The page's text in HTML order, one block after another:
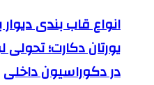
انواع قاب بندی
یورتان دکارت؛
در دکوراسیون داخلی